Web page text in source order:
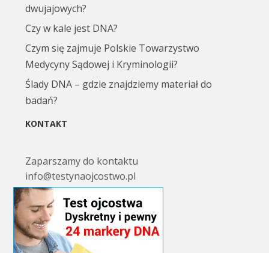
dwujajowych?
Czy w kale jest DNA?
Czym się zajmuje Polskie Towarzystwo
Medycyny Sądowej i Kryminologii?
Ślady DNA – gdzie znajdziemy materiał do
badań?
KONTAKT
Zaparszamy do kontaktu
info@testynaojcostwo.pl